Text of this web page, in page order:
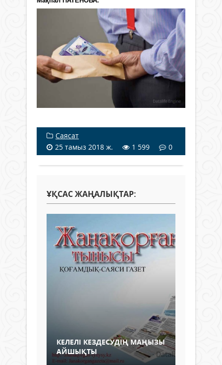
Саясат
25 тамыз 2018 ж.
1 599 0
ҰҚСАС ЖАҢАЛЫҚТАР:
КЕЛЕЛІ КЕЗДЕСУДІҢ МАҢЫЗЫ
АЙШЫҚТЫ